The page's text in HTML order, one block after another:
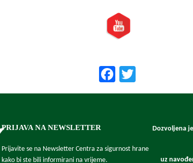
Facebook
PRIJAVA NA NEWSLETTER
Prijavite se na Newsletter Centra za sigurnost hrane
kako bi ste bili informirani na vrijeme.
Dozvoljena
uz